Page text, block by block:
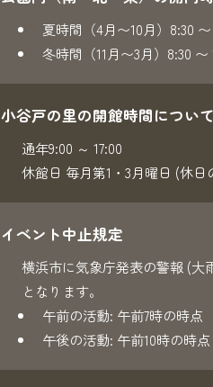
夏時間（4月〜10月）8:30 〜
冬時間（11月〜3月）8:30 〜
小谷戸の里の開館時間について
通年9:00 ～ 17:00
休館日 毎月第1・3月曜日 (休日
イベント中止規定
横浜市に気象庁発表の警報 (大
となります。
午前の活動: 午前7時の時点
午後の活動: 午前10時の時点